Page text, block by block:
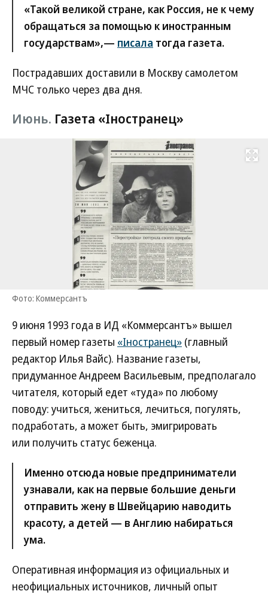
«Такой великой стране, как Россия, не к чему
обращаться за помощью к иностранным
государствам»,— писала тогда газета.
Пострадавших доставили в Москву самолетом
МЧС только через два дня.
Июнь. Газета «Iностранец»
Развернуть
Фото: Коммерсантъ
9 июня 1993 года в ИД «Коммерсантъ» вышел
первый номер газеты «Iностранец» (главный
редактор Илья Вайс). Название газеты,
придуманное Андреем Васильевым, предполагало
читателя, который едет «туда» по любому
поводу: учиться, жениться, лечиться, погулять,
подработать, а может быть, эмигрировать
или получить статус беженца.
Именно отсюда новые предприниматели
узнавали, как на первые большие деньги
отправить жену в Швейцарию наводить
красоту, а детей — в Англию набираться
ума.
Оперативная информация из официальных и
неофициальных источников, личный опыт